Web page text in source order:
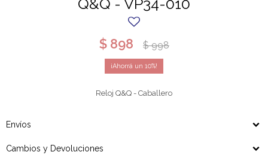
Q&Q - VP34-010
$ 898 $ 998
10
Reloj Q&Q - Caballero
Envíos
Cambios y Devoluciones